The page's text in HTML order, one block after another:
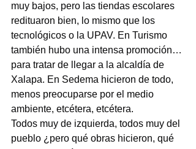
muy bajos, pero las tiendas escolares
redituaron bien, lo mismo que los
tecnológicos o la UPAV. En Turismo
también hubo una intensa promoción…
para tratar de llegar a la alcaldía de
Xalapa. En Sedema hicieron de todo,
menos preocuparse por el medio
ambiente, etcétera, etcétera.
Todos muy de izquierda, todos muy del
pueblo ¿pero qué obras hicieron, qué